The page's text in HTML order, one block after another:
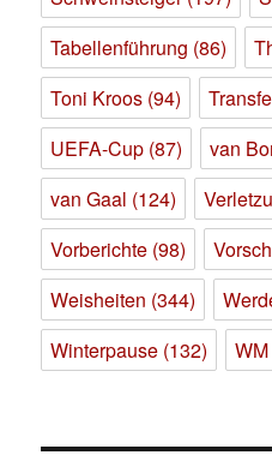
Tabellenführung (86)
Toni Kroos (94)
UEFA-Cup (87) van
van Gaal (124)
Vorberichte (98)
Weisheiten (344)
Winterpause (132) WM